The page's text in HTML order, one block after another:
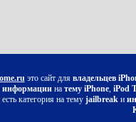
это сайт для владельцев
информациина тему iPhone,iPod
категория на тему jailbreak и